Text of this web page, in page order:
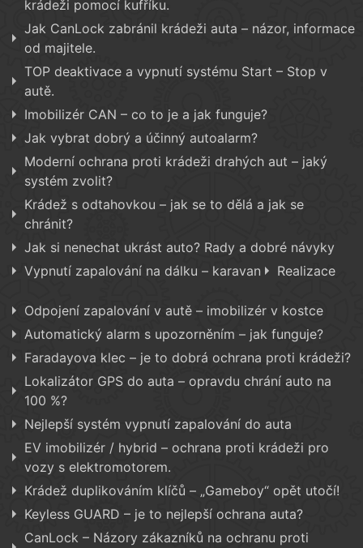
krádeži pomocí kufříku.
Jak CanLock zabránil krádeži auta – názor, informace
od majitele.
TOP deaktivace a vypnutí systému Start – Stop v
autě.
Imobilizér CAN – co to je a jak funguje?
Jak vybrat dobrý a účinný autoalarm?
Moderní ochrana proti krádeži drahých aut – jaký
systém zvolit?
Krádež s odtahovkou – jak se to dělá a jak se
chránit?
Jak si nenechat ukrást auto? Rady a dobré návyky
Vypnutí zapalování na dálku – karavan
Realizace
Odpojení zapalování v autě – imobilizér v kostce
Automatický alarm s upozorněním – jak funguje?
Faradayova klec – je to dobrá ochrana proti krádeži?
Lokalizátor GPS do auta – opravdu chrání auto na
100 %?
Nejlepší systém vypnutí zapalování do auta
EV imobilizér / hybrid – ochrana proti krádeži pro
vozy s elektromotorem.
Krádež duplikováním klíčů – „Gameboy“ opět utočí!
Keyless GUARD – je to nejlepší ochrana auta?
CanLock – Názory zákazníků na ochranu proti